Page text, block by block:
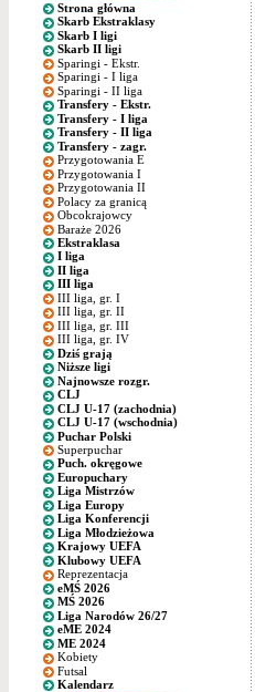
Strona główna
Skarb Ekstraklasy
Skarb I ligi
Skarb II ligi
Sparingi - Ekstr.
Sparingi - I liga
Sparingi - II liga
Transfery - Ekstr.
Transfery - I liga
Transfery - II liga
Transfery - zagr.
Przygotowania E
Przygotowania I
Przygotowania II
Polacy za granicą
Obcokrajowcy
Baraże 2026
Ekstraklasa
I liga
II liga
III liga
III liga, gr. I
III liga, gr. II
III liga, gr. III
III liga, gr. IV
Dziś grają
Niższe ligi
Najnowsze rozgr.
CLJ
CLJ U-17 (zachodnia)
CLJ U-17 (wschodnia)
Puchar Polski
Superpuchar
Puch. okręgowe
Europuchary
Liga Mistrzów
Liga Europy
Liga Konferencji
Liga Młodzieżowa
Krajowy UEFA
Klubowy UEFA
Reprezentacja
eMŚ 2026
MŚ 2026
Liga Narodów 26/27
eME 2024
ME 2024
Kobiety
Futsal
Kalendarz